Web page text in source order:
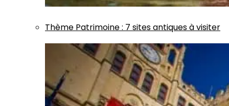
Thème Patrimoine: 7 sites antiques à visiter